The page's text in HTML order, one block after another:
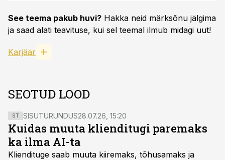
See teema pakub huvi? Hakka neid märksõnu jälgima
ja saad alati teavituse, kui sel teemal ilmub midagi uut!
Karjäär
SEOTUD LOOD
ST SISUTURUNDUS28.07.26, 15:20
Kuidas muuta klienditugi paremaks
ka ilma AI-ta
Kliendituge saab muuta kiiremaks, tõhusamaks ja